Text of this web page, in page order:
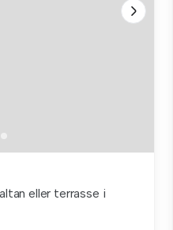
eller terrasse i